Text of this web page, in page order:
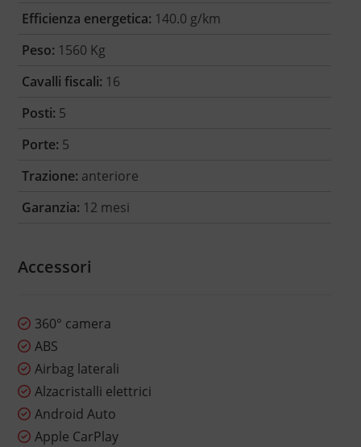
Efficienza energetica: 140.0 g/km
Peso: 1560 Kg
Cavalli fiscali: 16
Posti: 5
Porte: 5
Trazione: anteriore
Garanzia: 12 mesi
Accessori
360° camera
ABS
Airbag laterali
Alzacristalli elettrici
Android Auto
Apple CarPlay